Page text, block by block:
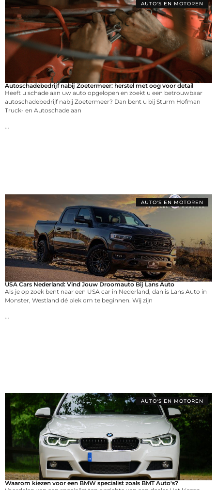
AUTO'S EN MOTOREN
Autoschadebedrijf nabij Zoetermeer: herstel met oog voor detail
Heeft u schade aan uw auto opgelopen en zoekt u een betrouwbaar
autoschadebedrijf nabij Zoetermeer? Dan bent u bij Sturm Hofman
Truck- en Autoschade aan
AUTO'S EN MOTOREN
USA Cars Nederland: Vind Jouw Droomauto Bij Lans Auto
Als je op zoek bent naar een USA car in Nederland, dan is Lans Auto in
Monster, Westland dé plek om te beginnen. Wij zijn
AUTO'S EN MOTOREN
Waarom kiezen voor een BMW specialist zoals BMT Auto's?